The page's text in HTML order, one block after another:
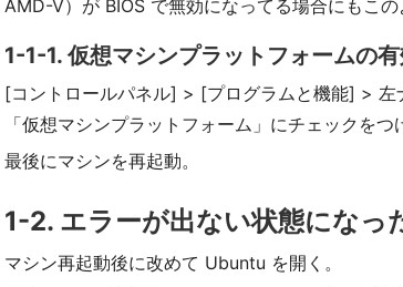
AMD-V）が BIOS で無効になってる場合にもこの
1-1-1. 仮想マシンプラットフォームの
[コントロールパネル] > [プログラムと機能] >
「仮想マシンプラットフォーム」にチェックをつ
最後にマシンを再起動。
1-2. エラーが出ない状態になっ
マシン再起動後に改めて Ubuntu を開く。